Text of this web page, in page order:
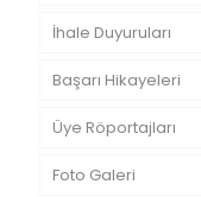
İhale Duyuruları
Başarı Hikayeleri
Üye Röportajları
Foto Galeri